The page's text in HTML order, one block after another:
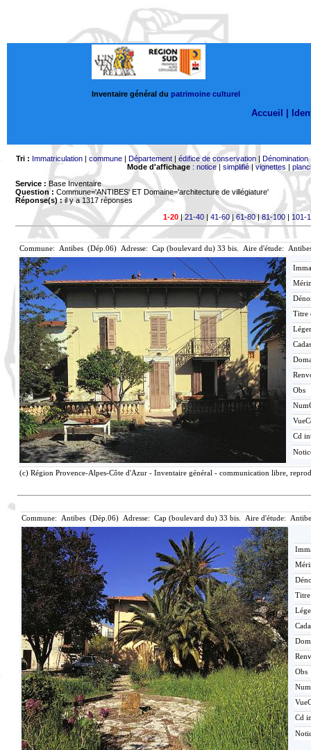
Inventaire général du patrimoine culturel
Accueil |
Tri : Immatriculation| commune| Département| édifice de conservation| Dénomination
Mode d'affichage: notice| simplifié|vignettes |
Service : Base Inventaire
Question : Commune='ANTIBES'ET Domaine='architecture de villégiature'
Réponse(s) :il y a 1317 réponses
1-20|21-40|41-60| 61-80|81-100| 101-
Commune: Antibes (Dép.06) Adresse: Cap (boulevard du) 33 bis. Aire d'étude:
Titre
Obs
Cd
(c) Région Provence-Alpes-Côte d'Azur - Inventaire général - communication libre,
Commune: Antibes (Dép.06) Adresse: Cap (boulevard du) 33 bis. Aire d'étude:
Obs
Cd